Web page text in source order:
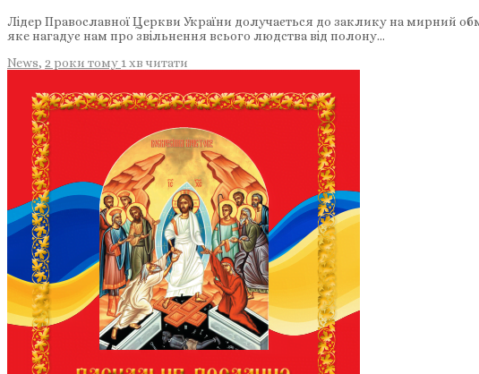
Лідер Православної Церкви України долучається до заклику на мирний
яке нагадує нам про звільнення всього людства від полону…
News, 2 роки тому 1 хв читати